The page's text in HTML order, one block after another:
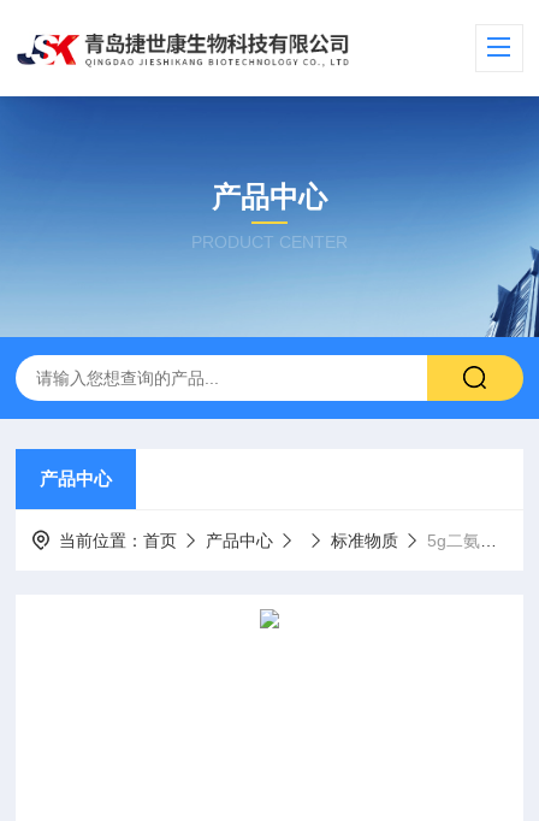
产品中心
PRODUCT CENTER
产品中心
当前位置：首页 产品中心 标准物质 5g二氨基甲苯纯度标准物质（2，6-）